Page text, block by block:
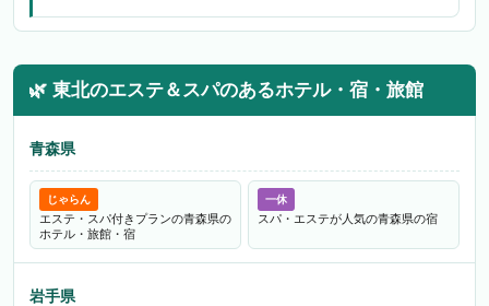
🌿 東北のエステ＆スパのあるホテル・宿・旅館
青森県
じゃらん
エステ・スパ付きプランの青森県の
ホテル・旅館・宿
一休
スパ・エステが人気の青森県の宿
岩手県